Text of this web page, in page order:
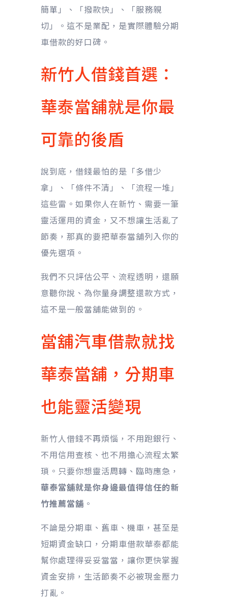
簡單」、「撥款快」、「服務親
切」。這不是業配，是實際體驗分期
車借款的好口碑。
新竹人借錢首選：
華泰當舖就是你最
可靠的後盾
說到底，借錢最怕的是「多借少
拿」、「條件不清」、「流程一堆」
這些雷。如果你人在新竹、需要一筆
靈活運用的資金，又不想讓生活亂了
節奏，那真的要把華泰當舖列入你的
優先選項。
我們不只評估公平、流程透明，還願
意聽你說、為你量身調整還款方式，
這不是一般當舖能做到的。
當舖汽車借款就找
華泰當舖，分期車
也能靈活變現
新竹人借錢不再煩惱，不用跑銀行、
不用信用查核、也不用擔心流程太繁
瑣。只要你想靈活周轉、臨時應急，
華泰當舖就是你身邊最值得信任的新
竹推薦當舖 。
不論是分期車、舊車、機車，甚至是
短期資金缺口，分期車借款華泰都能
幫你處理得妥妥當當，讓你更快掌握
資金安排，生活節奏不必被現金壓力
打亂。